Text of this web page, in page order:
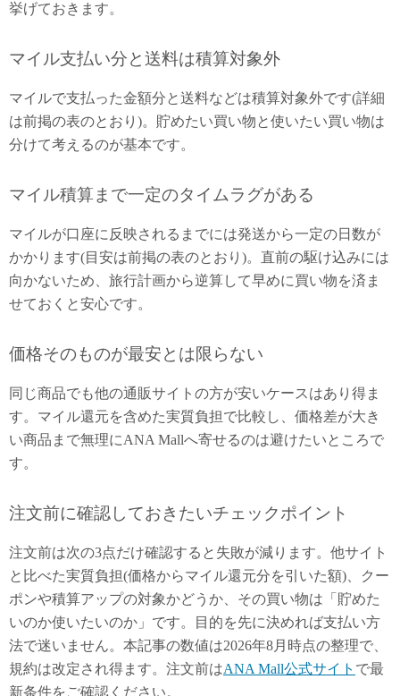
挙げておきます。
マイル支払い分と送料は積算対象外
マイルで支払った金額分と送料などは積算対象外です(詳細
は前掲の表のとおり)。貯めたい買い物と使いたい買い物は
分けて考えるのが基本です。
マイル積算まで一定のタイムラグがある
マイルが口座に反映されるまでには発送から一定の日数が
かかります(目安は前掲の表のとおり)。直前の駆け込みには
向かないため、旅行計画から逆算して早めに買い物を済ま
せておくと安心です。
価格そのものが最安とは限らない
同じ商品でも他の通販サイトの方が安いケースはあり得ま
す。マイル還元を含めた実質負担で比較し、価格差が大き
い商品まで無理にANA Mallへ寄せるのは避けたいところで
す。
注文前に確認しておきたいチェックポイント
注文前は次の3点だけ確認すると失敗が減ります。他サイト
と比べた実質負担(価格からマイル還元分を引いた額)、クー
ポンや積算アップの対象かどうか、その買い物は「貯めた
いのか使いたいのか」です。目的を先に決めれば支払い方
法で迷いません。本記事の数値は2026年8月時点の整理で、
規約は改定され得ます。注文前はANA Mall公式サイト で最
新条件をご確認ください。